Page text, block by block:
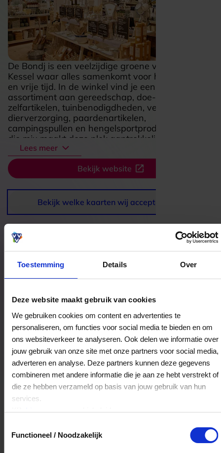
Toestemming Details Over
Deze website maakt gebruik van cookies
We gebruiken cookies om content en advertenties te
personaliseren, om functies voor social media te bieden en om
ons websiteverkeer te analyseren. Ook delen we informatie over
jouw gebruik van onze site met onze partners voor social media,
adverteren en analyse. Deze partners kunnen deze gegevens
combineren met andere informatie die je aan ze hebt verstrekt of
die ze hebben verzameld op basis van jouw gebruik van hun
services.
Klikhiervoor ons cookiebeleid.
Functioneel / Noodzakelijk
De Bondj is een veelzijdige groene vakwinkel in
Kessel waar alles samenkomt voor huis, tuin, dier
en vrije tijd. In de winkel vind je een breed
assortiment aan gereedschap, doe-het-
zelfartikelen, tuinbenodigdheden, verf,
dierverzorging, paardenartikelen,
campingspullen en hengelsportproducten. Juist
die mix maakt deze plek aantrekkelijk: je loopt er
net zo makkelijk binnen voor een praktische klus
als voor voeding en accessoires voor je dier of
handige spullen voor buiten. De Bondj voelt als
een winkel waar vakkennis en een verrassend
compleet aanbod zorgen voor een prettige, no-
nonsense winkelervaring.
Lees meer
Bekijk website
Bekijk welke kaarten wij accepteren
Bestedingslocaties
De Bondj
Baarskampstraat 4
5995AV Kessel
Veelgestelde Vragen
Het volledige saldo op de VVV cadeaukaart